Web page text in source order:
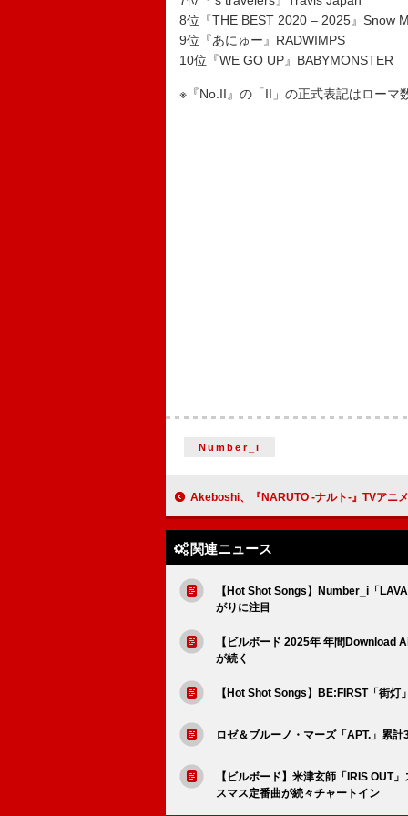
8位『THE BEST 2020 – 2025』Snow
9位『あにゅー』RADWIMPS
10位『WE GO UP』BABYMONSTER
※『No.II』の「II」の正式表記はローマ
Number_i
Akeboshi、『NARUTO -ナルト-』TVアニメシリーズ初代EDテーマ「Wind」披露 ＜THE
関連ニュース
【Hot Shot Songs】Number_i「
がりに注目
【ビルボード 2025年 年間
が続く
【Hot Shot Songs】BE:FIRST「街
ロゼ＆ブルーノ・マーズ「APT.」累
【ビルボード】米津玄師「IRIS OUT
スマス定番曲が続々チャートイン